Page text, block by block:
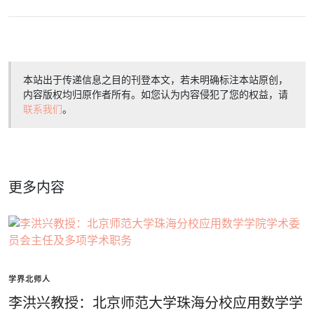
本站出于传递信息之目的刊登本文，若未明确标注本站原创，
内容版权均归原作者所有。如您认为内容侵犯了您的权益，请
联系我们。
更多内容
学界北师人
李洪兴教授：北京师范大学珠海分校应用数学学